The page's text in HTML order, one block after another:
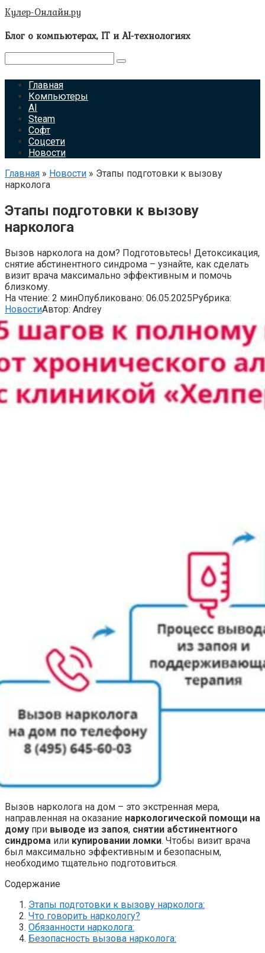
Перейти
контенту
Кулер-Онлайн.ру
Блог о компьютерах, IT и AI-технологиях
Главная
Компьютеры
AI
Steam
Софт
Соцсети
Новости
Главная » Новости » Этапы подготовки к вызову
нарколога
Этапы подготовки к вызову
нарколога
Вызов нарколога на дом? Подготовьтесь! Детоксикация,
снятие абстинентного синдрома – узнайте, как сделать
визит врача максимально эффективным и помочь
близкому.
На чтение: 2 минОпубликовано: 06.05.2025Рубрика:
НовостиАвтор: Andrey
Вызов нарколога на дом – это экстренная мера,
направленная на оказание наркологической помощи на
дому при выводе из запоя, снятии абстинентного
синдрома или купировании ломки. Чтобы визит врача
был максимально эффективным и безопасным,
необходимо тщательно подготовиться.
Содержание
Этапы подготовки к вызову нарколога:
Что говорить наркологу?
Обязанности нарколога:
Безопасность вызова нарколога: